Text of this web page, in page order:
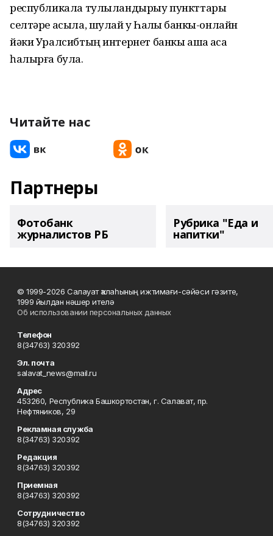
республикала тулыландырыу пункттары
селтәре асыла, шулай уҡ Һаҡлыҡ банкы-онлайн
йәки Уралсибтың интернет банкы аша аҡса
һалырға була.
Читайте нас
Партнеры
Фотобанк
журналистов РБ
Рубрика "Еда и
напитки"
© 1999-2026 Салауат ҡалаһының ижтимағи-сәйәси гәзите,
1999 йылдан нәшер ителә
Об использовании персональных данных
Телефон
8(34763) 320392
Эл. почта
salavat_news@mail.ru
Адрес
453260, Республика Башкортостан, г. Салават, пр.
Нефтяников, 29
Рекламная служба
8(34763) 320392
Редакция
8(34763) 320392
Приемная
8(34763) 320392
Сотрудничество
8(34763) 320392